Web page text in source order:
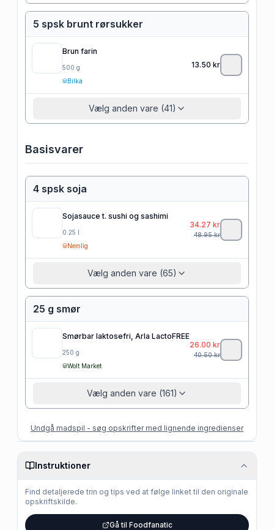
5 spsk brunt rørsukker
Brun farin
500 g
Bilka
13.50 kr
Vælg anden vare (41)
Basisvarer
4 spsk soja
Sojasauce t. sushi og sashimi
0.25 l
Nemlig
34.27 kr
48.95kr
Vælg anden vare (65)
25 g smør
Smørbar laktosefri, Arla LactoFREE
250 g
Wolt Market
26.00 kr
40.50kr
Vælg anden vare (161)
Undgå madspil - søg opskrifter med lignende ingredienser
Instruktioner
Find detaljerede trin og tips ved at følge linket til den originale
opskriftskilde.
Gå til Foodfanatic